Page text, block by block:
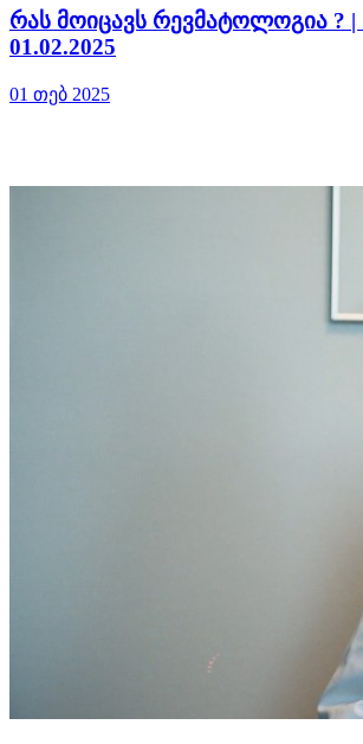
რას მოიცავს რევმატოლოგია ? |
01.02.2025
01 თებ 2025